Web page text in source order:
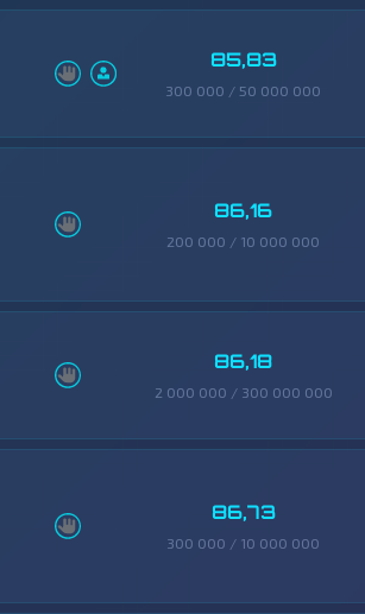
85,83
300 000 / 50 000 000
86,16
200 000 / 10 000 000
86,18
2 000 000 / 300 000 000
86,73
300 000 / 10 000 000